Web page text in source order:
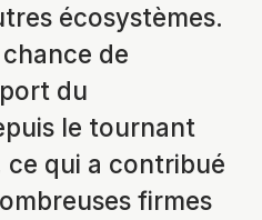
écosystèmes.
de
du
le tournant
ce qui a contribué
firmes